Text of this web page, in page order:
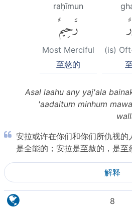
(is)
raḥīmun
رَّحِيمٌ
Most Merciful
至慈的
Asal laahu any yaj'ala
'aadaitum minhum
安拉或许在你们和你们所仇视的
是全能的；安拉是至赦的，是至
解释
8